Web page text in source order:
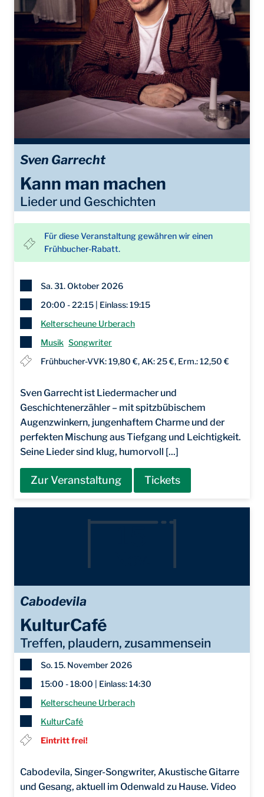
Sven Garrecht
Kann man machen
Lieder und Geschichten
Für diese Veranstaltung gewähren wir einen
Frühbucher-Rabatt.
Sa. 31. Oktober 2026
20:00 - 22:15 | Einlass: 19:15
Kelterscheune Urberach
Musik Songwriter
Frühbucher-VVK: 19,80 €, AK: 25 €, Erm.: 12,50 €
Sven Garrecht ist Liedermacher und
Geschichtenerzähler – mit spitzbübischem
Augenzwinkern, jungenhaftem Charme und der
perfekten Mischung aus Tiefgang und Leichtigkeit.
Seine Lieder sind klug, humorvoll [...]
Zur Veranstaltung Tickets
Cabodevila
KulturCafé
Treffen, plaudern, zusammensein
So. 15. November 2026
15:00 - 18:00 | Einlass: 14:30
Kelterscheune Urberach
KulturCafé
Eintritt frei!
Cabodevila, Singer-Songwriter, Akustische Gitarre
und Gesang, aktuell im Odenwald zu Hause. Video